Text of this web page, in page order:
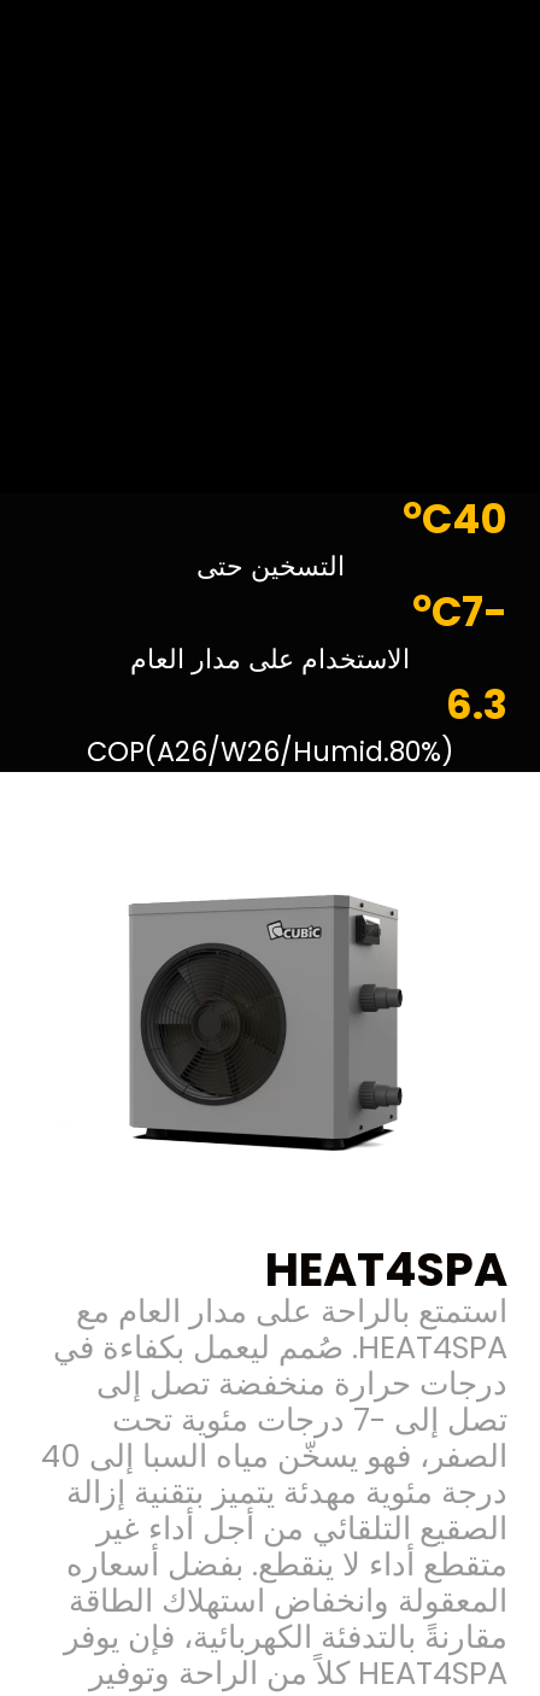
40
oC
التسخين حتى
-7
oC
الاستخدام على مدار العام
6.3
COP(A26/W26/Humid.80%)
HEAT4SPA
استمتع بالراحة على مدار العام مع
HEAT4SPA. صُمم ليعمل بكفاءة في
درجات حرارة منخفضة تصل إلى
تصل إلى -7 درجات مئوية تحت
الصفر، فهو يسخّن مياه السبا إلى 40
درجة مئوية مهدئة يتميز بتقنية إزالة
الصقيع التلقائي من أجل أداء غير
متقطع أداء لا ينقطع. بفضل أسعاره
المعقولة وانخفاض استهلاك الطاقة
مقارنةً بالتدفئة الكهربائية، فإن يوفر
HEAT4SPA كلاً من الراحة وتوفير